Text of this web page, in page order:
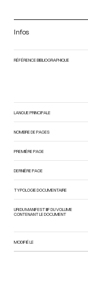
Infos
RÉFÉRENCE BIBLIOGRAPHIQUE
LANGUE PRINCIPALE
NOMBRE DE PAGES
PREMIÈRE PAGE
DERNIÈRE PAGE
TYPOLOGIE DOCUMENTAIRE
URI DU MANIFEST IIIF DU VOLUME
CONTENANT LE DOCUMENT
MODIFIÉ LE